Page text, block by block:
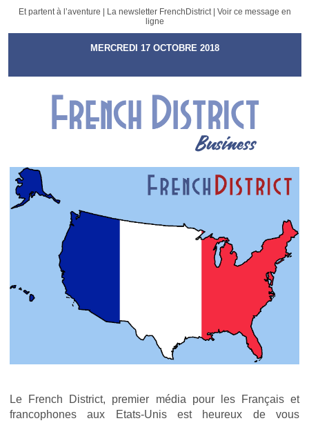
Et partent à l’aventure | La newsletter FrenchDistrict | Voir ce message en
ligne
MERCREDI 17 OCTOBRE 2018
Le French District, premier média pour les Français et
francophones aux Etats-Unis est heureux de vous